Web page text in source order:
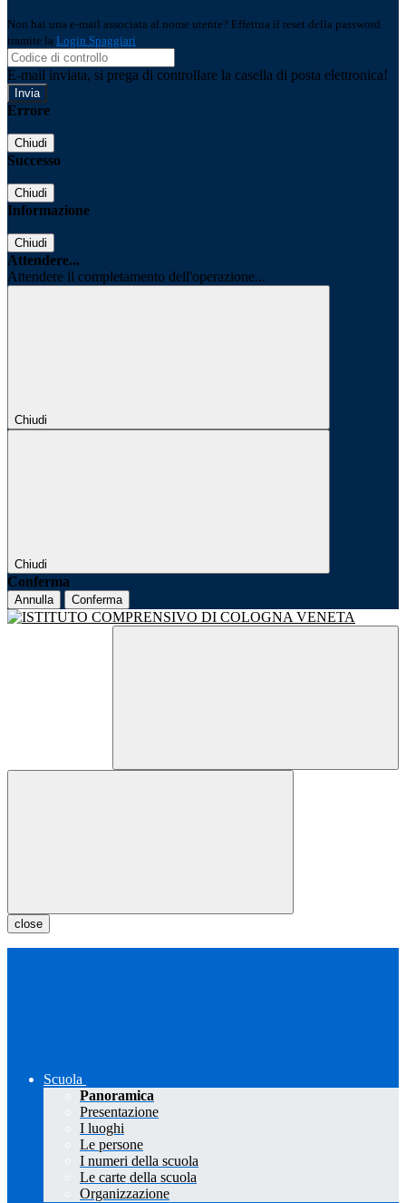
Non hai una e-mail associata al nome utente? Effettua il reset della password
tramite la Login Spaggiari
E-mail inviata, si prega di controllare la casella di posta elettronica!
Errore
Chiudi
Successo
Chiudi
Informazione
Chiudi
Attendere...
Attendere il completamento dell'operazione...
Chiudi
Chiudi
Conferma
Annulla Conferma
close
Scuola
Panoramica
Presentazione
I luoghi
Le persone
I numeri della scuola
Le carte della scuola
Organizzazione